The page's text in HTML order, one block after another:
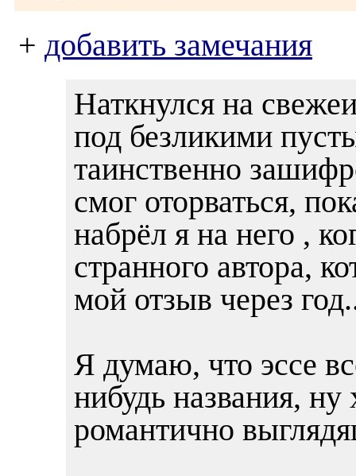
+ добавить замечания
Наткнулся на
под безликими
таинственно
смог оторваться,
набрёл я на него ,
странного автора,
мой отзыв через
Я думаю, что эссе
нибудь названия, ну
романтично